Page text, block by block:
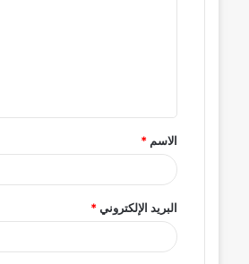
ق
*
الاسم *
البريد الإلكتروني*